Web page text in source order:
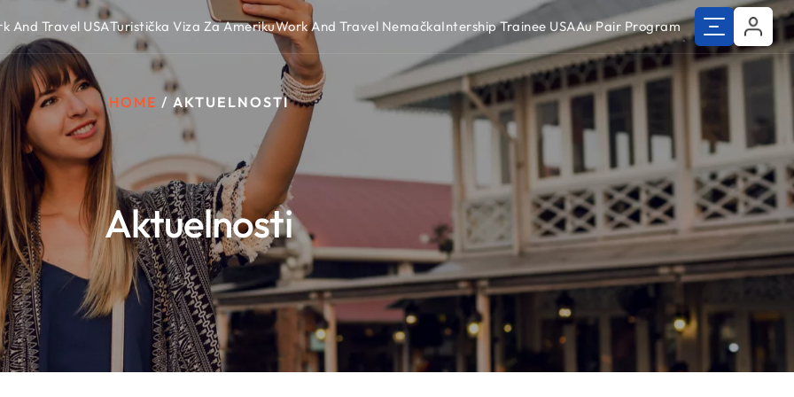
And Travel USATuristička Viza Za AmerikuWork And Travel NemačkaIntership Trainee USAAu Pair Program
HOME / AKTUELNOSTI
Aktuelnosti